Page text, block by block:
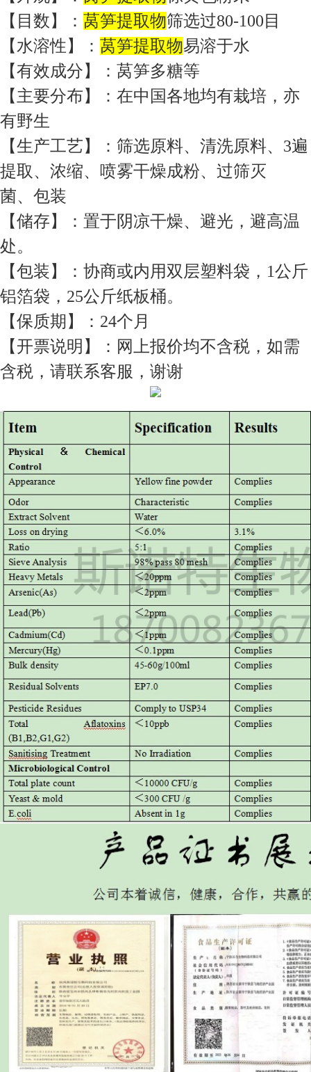
【目数】： 莴笋提取物筛选过80-100目
【水溶性】： 莴笋提取物易溶于水
【有效成分】：莴笋多糖等
【主要分布】：在中国各地均有栽培，亦
有野生
【生产工艺】：筛选原料、清洗原料、3遍
提取、浓缩、喷雾干燥成粉、过筛灭
菌、包装
【储存】：置于阴凉干燥、避光，避高温
处。
【包装】：协商或内用双层塑料袋，1公斤
铝箔袋，25公斤纸板桶。
【保质期】：24个月
【开票说明】：网上报价均不含税，如需
含税，请联系客服，谢谢